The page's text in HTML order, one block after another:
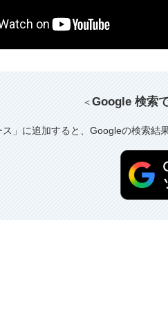
＜Google 検索
ス」に追加すると、Googleの検索